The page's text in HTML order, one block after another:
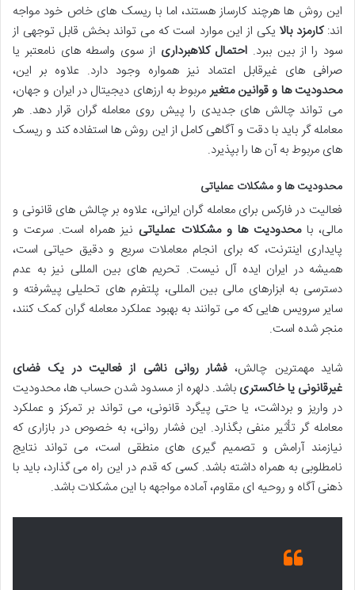
این روش ها هرچند کارساز هستند، اما با ریسک های خاص خود مواجه
اند:کارمزد بالا یکی از این موارد است که می تواند بخش قابل توجهی از
سود را از بین ببرد. احتمال کلاهبرداری از سوی واسطه های نامعتبر یا
صرافی های غیرقابل اعتماد نیز همواره وجود دارد. علاوه بر این،
محدودیت ها و قوانین متغیر مربوط به ارزهای دیجیتال در ایران و جهان،
می تواند چالش های جدیدی را پیش روی معامله گران قرار دهد. هر
معامله گر باید با دقت و آگاهی کامل از این روش ها استفاده کند و ریسک
های مربوط به آن ها را بپذیرد.
محدودیت ها و مشکلات عملیاتی
فعالیت در فارکس برای معامله گران ایرانی، علاوه بر چالش های قانونی و
مالی، بامحدودیت ها و مشکلات عملیاتی نیز همراه است. سرعت و
پایداری اینترنت، که برای انجام معاملات سریع و دقیق حیاتی است،
همیشه در ایران ایده آل نیست. تحریم های بین المللی نیز به عدم
دسترسی به ابزارهای مالی بین المللی، پلتفرم های تحلیلی پیشرفته و
سایر سرویس هایی که می توانند به بهبود عملکرد معامله گران کمک کنند،
منجر شده است.
شاید مهمترین چالش، فشار روانی ناشی از فعالیت در یک فضای
غیرقانونی یا خاکستری باشد. دلهره از مسدود شدن حساب ها، محدودیت
در واریز و برداشت، یا حتی پیگرد قانونی، می تواند بر تمرکز و عملکرد
معامله گر تأثیر منفی بگذارد. این فشار روانی، به خصوص در بازاری که
نیازمند آرامش و تصمیم گیری های منطقی است، می تواند نتایج
نامطلوبی به همراه داشته باشد. کسی که قدم در این راه می گذارد، باید با
ذهنی آگاه و روحیه ای مقاوم، آماده مواجهه با این مشکلات باشد.